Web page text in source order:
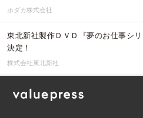
ホダカ株式会社
東北新社製作ＤＶＤ『夢のお仕事シ
決定！
株式会社東北新社